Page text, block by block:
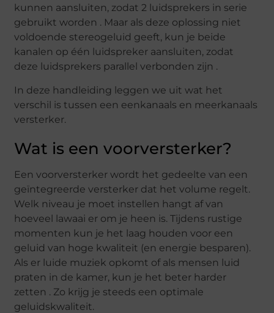
kunnen aansluiten, zodat 2 luidsprekers in serie
gebruikt worden . Maar als deze oplossing niet
voldoende stereogeluid geeft, kun je beide
kanalen op één luidspreker aansluiten, zodat
deze luidsprekers parallel verbonden zijn .
In deze handleiding leggen we uit wat het
verschil is tussen een eenkanaals en meerkanaals
versterker.
Wat is een voorversterker?
Een voorversterker wordt het gedeelte van een
geïntegreerde versterker dat het volume regelt.
Welk niveau je moet instellen hangt af van
hoeveel lawaai er om je heen is. Tijdens rustige
momenten kun je het laag houden voor een
geluid van hoge kwaliteit (en energie besparen).
Als er luide muziek opkomt of als mensen luid
praten in de kamer, kun je het beter harder
zetten . Zo krijg je steeds een optimale
geluidskwaliteit.